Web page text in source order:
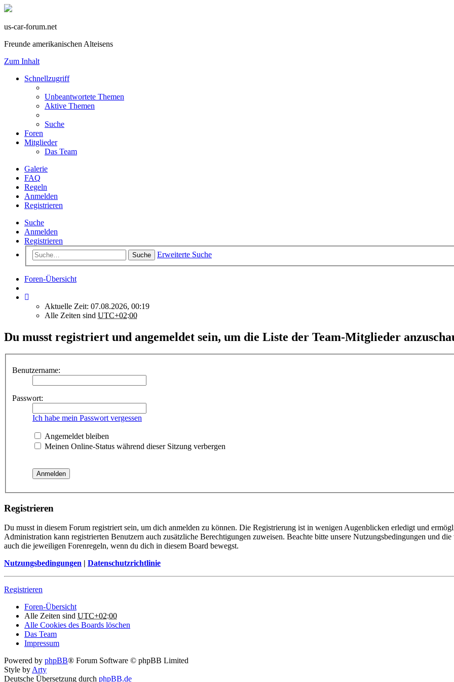
us-car-forum.net
Freunde amerikanischen Alteisens
Zum Inhalt
Schnellzugriff
Unbeantwortete Themen
Aktive Themen
Suche
Foren
Mitglieder
Das Team
Galerie
FAQ
Regeln
Anmelden
Registrieren
Suche
Anmelden
Registrieren
Suche Erweiterte Suche
Foren-Übersicht
Aktuelle Zeit: 07.08.2026, 00:19
Alle Zeiten sind UTC+02:00
Du musst registriert und angemeldet sein, um die Liste der Team-Mitglieder
Benutzername:
Passwort:
Ich habe mein Passwort vergessen
Angemeldet bleiben
Meinen Online-Status während dieser Sitzung verbergen
Registrieren
Du musst in diesem Forum registriert sein, um dich anmelden zu können. Die Registrierung ist in wenigen Augenblicken erledigt und
Administration kann registrierten Benutzern auch zusätzliche Berechtigungen zuweisen. Beachte bitte unsere Nutzungsbedingungen und
auch die jeweiligen Forenregeln, wenn du dich in diesem Board bewegst.
Nutzungsbedingungen | Datenschutzrichtlinie
Registrieren
Foren-Übersicht
Alle Zeiten sind UTC+02:00
Alle Cookies des Boards löschen
Das Team
Impressum
Powered by phpBB® Forum Software © phpBB Limited
Style byArty
Deutsche Übersetzung durch phpBB.de